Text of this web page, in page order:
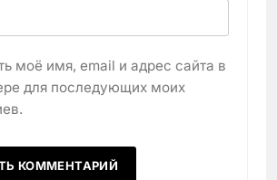
моё имя, email и адрес сайта в
для последующих моих